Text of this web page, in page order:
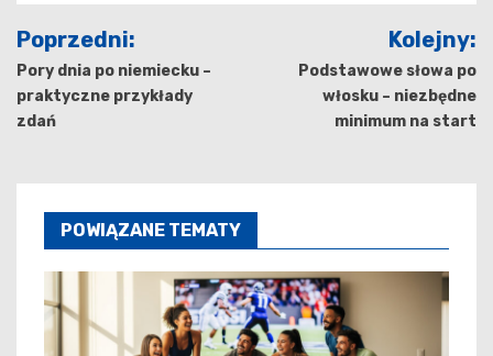
Nawigacja
wpisu
Poprzedni:
Pory dnia po niemiecku –
praktyczne przykłady
zdań
Kolejny:
Podstawowe słowa po
włosku – niezbędne
minimum na start
POWIĄZANE TEMATY